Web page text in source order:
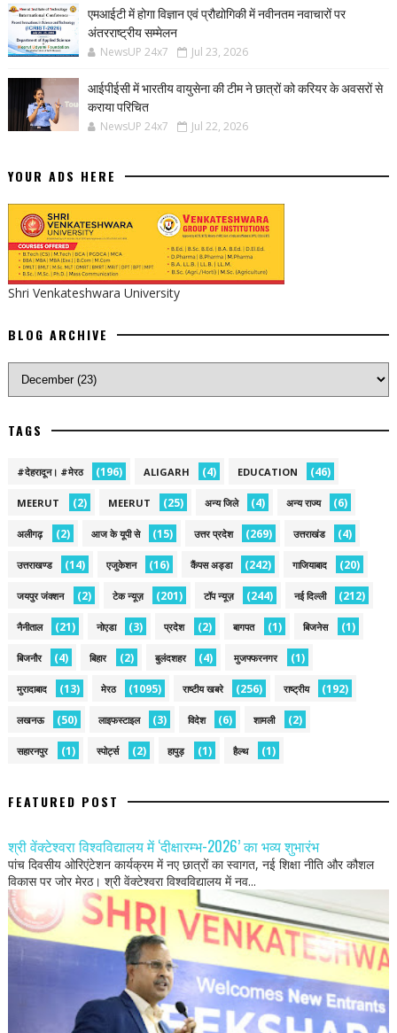
एमआईटी में होगा विज्ञान एवं प्रौद्योगिकी में नवीनतम नवाचारों पर
अंतरराष्ट्रीय सम्मेलन
NewsUP 24x7 Jul 23, 2026
आईपीईसी में भारतीय वायुसेना की टीम ने छात्रों को करियर के अवसरों से
कराया परिचित
NewsUP 24x7 Jul 22, 2026
YOUR ADS HERE
Shri Venkateshwara University
BLOG ARCHIVE
TAGS
#देहरादून। #मेरठ (196) ALIGARH (4) EDUCATION (46)
MEERUT (2) MEERUT (25) अन्य जिले (4) अन्य राज्य (6)
अलीगढ़ (2) आज के यूपी से (15) उत्तर प्रदेश (269) उत्तराखंड (4)
उत्तराखण्ड (14) एजुकेशन (16) कैंपस अड्डा (242) गाजियाबाद (20)
जयपुर जंक्शन (2) टेक न्यूज़ (201) टॉप न्यूज़ (244) नई द‍िल्ली (212)
नैनीताल (21) नोएडा (3) प्रदेश (2) बागपत (1) बिजनेस (1)
बिजनौर (4) बिहार (2) बुलंदशहर (4) मुजफ्फरनगर (1)
मुरादाबाद (13) मेरठ (1095) राष्टीय खबरे (256) राष्ट्रीय (192)
लखनऊ (50) लाइफस्टाइल (3) विदेश (6) शामली (2)
सहारनपुर (1) स्पोर्ट्स (2) हापुड़ (1) हैल्थ (1)
FEATURED POST
श्री वेंक्टेश्वरा विश्वविद्यालय में ‘दीक्षारम्भ-2026’ का भव्य शुभारंभ
पांच दिवसीय ओरिएंटेशन कार्यक्रम में नए छात्रों का स्वागत, नई शिक्षा नीति और कौशल
विकास पर जोर मेरठ। श्री वेंक्टेश्वरा विश्वविद्यालय में नव...